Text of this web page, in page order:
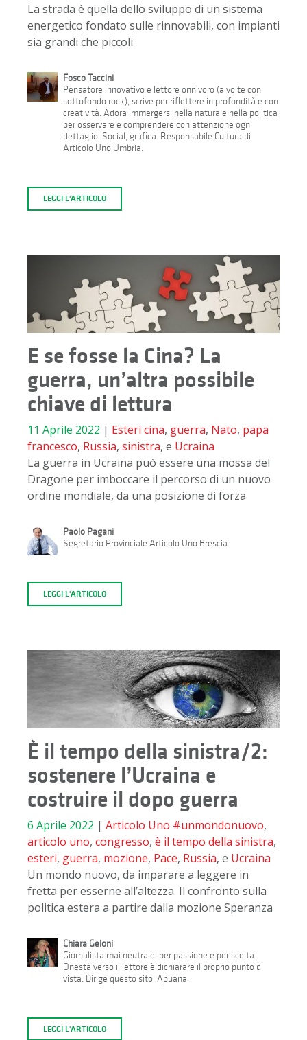
La strada è quella dello sviluppo di un sistema
energetico fondato sulle rinnovabili, con impianti
sia grandi che piccoli
Fosco Taccini
Pensatore innovativo e lettore onnivoro (a volte con
sottofondo rock), scrive per riflettere in profondità e con
creatività. Adora immergersi nella natura e nella politica
per osservare e comprendere con attenzione ogni
dettaglio. Social, grafica. Responsabile Cultura di
Articolo Uno Umbria.
LEGGI L'ARTICOLO
E se fosse la Cina? La
guerra, un’altra possibile
chiave di lettura
11 Aprile 2022 | Esteri cina, guerra, Nato, papa
francesco, Russia, sinistra, e Ucraina
La guerra in Ucraina può essere una mossa del
Dragone per imboccare il percorso di un nuovo
ordine mondiale, da una posizione di forza
Paolo Pagani
Segretario Provinciale Articolo Uno Brescia
LEGGI L'ARTICOLO
È il tempo della sinistra/2:
sostenere l’Ucraina e
costruire il dopo guerra
6 Aprile 2022 | Articolo Uno #unmondonuovo,
articolo uno, congresso, è il tempo della sinistra,
esteri, guerra, mozione, Pace, Russia, e Ucraina
Un mondo nuovo, da imparare a leggere in
fretta per esserne all’altezza. Il confronto sulla
politica estera a partire dalla mozione Speranza
Chiara Geloni
Giornalista mai neutrale, per passione e per scelta.
Onestà verso il lettore è dichiarare il proprio punto di
vista. Dirige questo sito. Apuana.
LEGGI L'ARTICOLO